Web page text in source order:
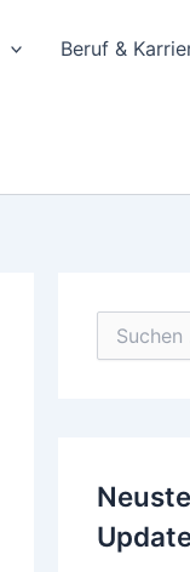
Beruf &
a
h